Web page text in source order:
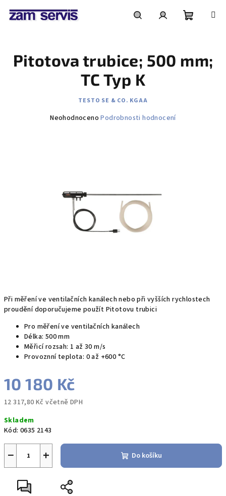
košík
Při měření ve ventilačních kanálech nebo při vyšších rychlostech
proudění doporučujeme použít Pitotovu trubici
Pro měření ve ventilačních kanálech
Délka: 500 mm
Měřicí rozsah: 1 až 30 m/s
Provoznní teplota: 0 až +600 °C
10 180 Kč
12 317,80 Kč včetně DPH
cena:
Skladem
Kód: 0635 2143
+
− Do košíku
Pitotova trubice; 500 mm;
TC Typ K
TESTO SE & CO. KGAA
Průměrné
Neohodnoceno Podrobnosti hodnocení